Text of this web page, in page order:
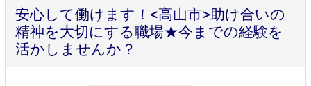
安心して働けます！<高山市>助け合いの
精神を大切にする職場★今までの経験を
活かしませんか？